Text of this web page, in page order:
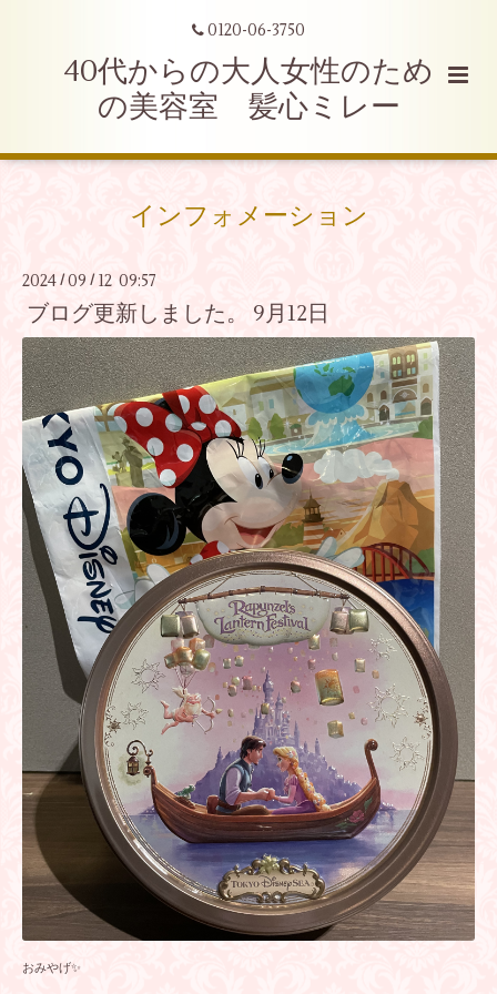
0120-06-3750
40代からの大人女性のため
の美容室 髪心ミレー
インフォメーション
2024 /09 / 12 09:57
ブログ更新しました。 9月12日
おみやげ✨️